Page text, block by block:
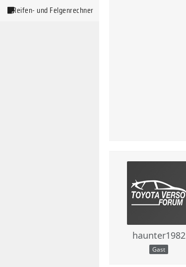
Reifen- und Felgenrechner
haunter1982
Gast